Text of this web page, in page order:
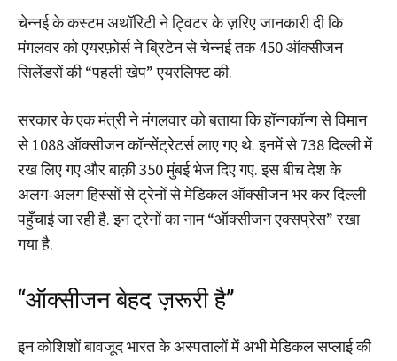
चेन्नई के कस्टम अथॉरिटी ने ट्विटर के ज़रिए जानकारी दी कि
मंगलवर को एयरफ़ोर्स ने ब्रिटेन से चेन्नई तक 450 ऑक्सीजन
सिलेंडरों की “पहली खेप” एयरलिफ्ट की.
सरकार के एक मंत्री ने मंगलवार को बताया कि हॉन्गकॉन्ग से विमान
से 1088 ऑक्सीजन कॉन्सेंट्रेटर्स लाए गए थे. इनमें से 738 दिल्ली में
रख लिए गए और बाक़ी 350 मुंबई भेज दिए गए. इस बीच देश के
अलग-अलग हिस्सों से ट्रेनों से मेडिकल ऑक्सीजन भर कर दिल्ली
पहुँचाई जा रही है. इन ट्रेनों का नाम “ऑक्सीजन एक्सप्रेस” रखा
गया है.
“ऑक्सीजन बेहद ज़रूरी है”
इन कोशिशों बावजूद भारत के अस्पतालों में अभी मेडिकल सप्लाई की